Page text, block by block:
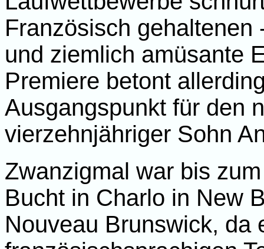
Französisch
und ziemlich amüsante
Premiere betont
Ausgangspunkt für den
vierzehnjähriger Sohn
Zwanzigmal war bis
Bucht in Charlo in New
Nouveau Brunswick, da